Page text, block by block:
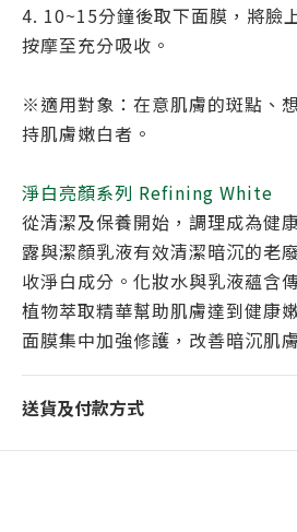
4. 10~15分鐘後取下面膜，將臉
按摩至充分吸收。
※適用對象：在意肌膚的斑點、
持肌膚嫩白者。
淨白亮顏系列 Refining White
從清潔及保養開始，調理成為健
露與潔顏乳液有效清潔暗沉的老
收淨白成分。化妝水與乳液蘊含
植物萃取精華幫助肌膚達到健康
面膜集中加強修護，改善暗沉肌
送貨及付款方式